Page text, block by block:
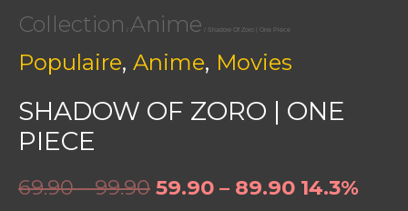
Collection / Anime / Shadow Of Zoro | One Piece
Populaire, Anime, Movies
SHADOW OF ZORO | ONE
PIECE
69.90 – 99.90 59.90 – 89.90 14.3%